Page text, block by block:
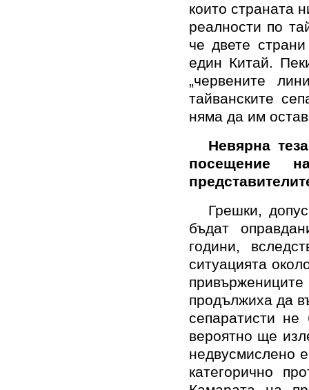
които страната
реалности по
че двете
един Китай.
„червените
тайванските
няма да им
Невярна
посещение
Грешки,
бъдат
години,
ситуацията
продължиха да
сепаратисти
вероятно ще
недвусмислено
категорично